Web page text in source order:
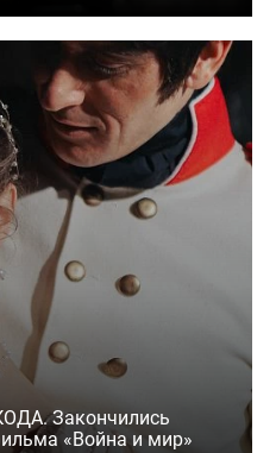
Закончились
«Война и мир»